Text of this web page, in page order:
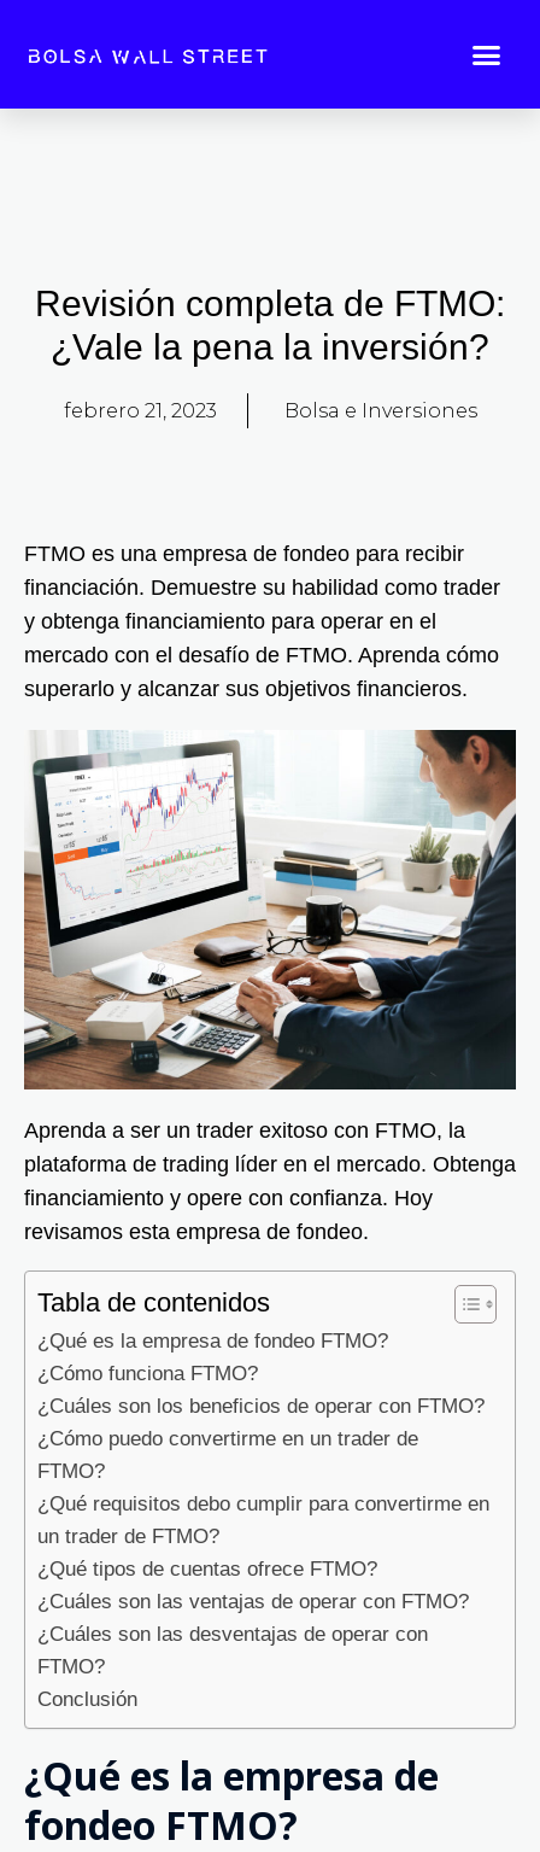
Revisión completa de FTMO:
¿Vale la pena la inversión?
febrero 21, 2023 Bolsa e Inversiones
FTMO es una empresa de fondeo para recibir
financiación. Demuestre su habilidad como trader
y obtenga financiamiento para operar en el
mercado con el desafío de FTMO. Aprenda cómo
superarlo y alcanzar sus objetivos financieros.
Aprenda a ser un trader exitoso con FTMO, la
plataforma de trading líder en el mercado. Obtenga
financiamiento y opere con confianza. Hoy
revisamos esta empresa de fondeo.
Tabla de contenidos
¿Qué es la empresa de fondeo FTMO?
¿Cómo funciona FTMO?
¿Cuáles son los beneficios de operar con FTMO?
¿Cómo puedo convertirme en un trader de
FTMO?
¿Qué requisitos debo cumplir para convertirme en
un trader de FTMO?
¿Qué tipos de cuentas ofrece FTMO?
¿Cuáles son las ventajas de operar con FTMO?
¿Cuáles son las desventajas de operar con
FTMO?
Conclusión
¿Qué es la empresa de
fondeo FTMO?